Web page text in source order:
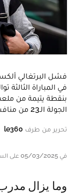
فشل البرتغالي
في المباراة الثالثة
بنقطة يتيمة من
الجولة الـ23 من منافسات الدوري الاحترافي الأول « إنوي » .
تحرير من طرف le360
في 05/03/2025 على الساعة 15:00
وما يزال مدرب الجيش الملكي، ألكسندر